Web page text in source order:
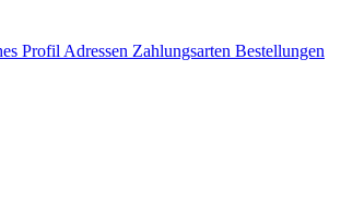
Profil Adressen Zahlungsarten Bestellungen